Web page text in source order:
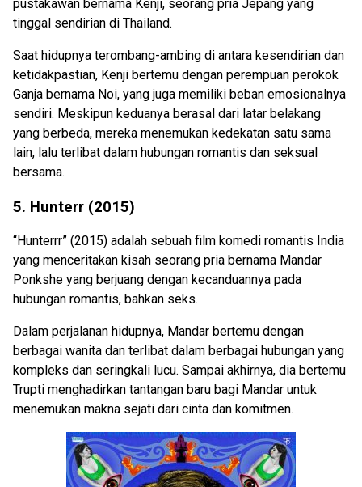
pustakawan bernama Kenji, seorang pria Jepang yang
tinggal sendirian di Thailand.
Saat hidupnya terombang-ambing di antara kesendirian dan
ketidakpastian, Kenji bertemu dengan perempuan perokok
Ganja bernama Noi, yang juga memiliki beban emosionalnya
sendiri. Meskipun keduanya berasal dari latar belakang
yang berbeda, mereka menemukan kedekatan satu sama
lain, lalu terlibat dalam hubungan romantis dan seksual
bersama.
5. Hunterr (2015)
“Hunterrr” (2015) adalah sebuah film komedi romantis India
yang menceritakan kisah seorang pria bernama Mandar
Ponkshe yang berjuang dengan kecanduannya pada
hubungan romantis, bahkan seks.
Dalam perjalanan hidupnya, Mandar bertemu dengan
berbagai wanita dan terlibat dalam berbagai hubungan yang
kompleks dan seringkali lucu. Sampai akhirnya, dia bertemu
Trupti menghadirkan tantangan baru bagi Mandar untuk
menemukan makna sejati dari cinta dan komitmen.